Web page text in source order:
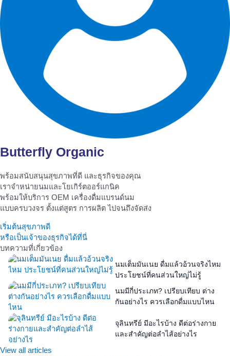
Butterfly Organic
พร้อมสนับสนุนสุขภาพที่ดี และธุรกิจของคุณ
เราจำหน่ายนมและโยเกิร์ตออร์แกนิค
พร้อมให้บริการ OEM เครื่องดื่มแบรนด์นม
แบบครบวงจร ตั้งแต่สูตร การผลิต ไปจนถึงจัดส่ง
เริ่มต้นสุขภาพดี
หรือเป็นเจ้าของธุรกิจได้ที่นี่
บทความที่เกี่ยวข้อง
นมเต็มมันเนย ดื่มแล้วอ้วนจริงไหม
ประโยชน์ที่คนส่วนใหญ่ไม่รู้
นมมีกี่ประเภท? เปรียบเทียบ ต่าง
กันอย่างไร ควรเลือกดื่มแบบไหน
จุลินทรีย์ มีอะไรบ้าง ดีต่อร่างกาย
และสำคัญต่อลำไส้อย่างไร
View all articles